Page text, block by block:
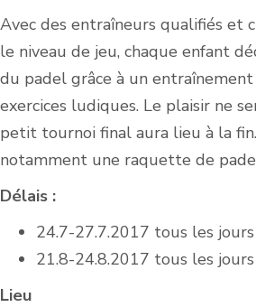
Avec des entraîneurs qualifiés et
le niveau de jeu, chaque enfant
du padel grâce à un
exercices ludiques. Le plaisir ne
petit tournoi final aura lieu à la
notamment une raquette de
Délais :
24.7-27.7.2017 tous les
21.8-24.8.2017 tous les
Lieu